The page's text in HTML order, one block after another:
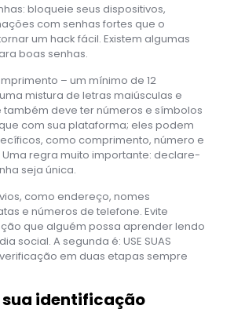
bloqueie seus dispositivos,
com senhas fortes que o
um hack fácil. Existem algumas
boas senhas.
– um mínimo de 12
mistura de letras maiúsculas e
também deve ter números e símbolos
com sua plataforma; eles podem
como comprimento, número e
regra muito importante: declare-
seja única.
como endereço, nomes
e números de telefone. Evite
que alguém possa aprender lendo
social. A segunda é: USE SUAS
verificação em duas etapas sempre
sua identificação